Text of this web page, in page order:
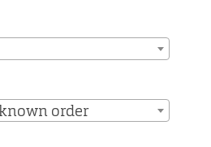
instead.
order